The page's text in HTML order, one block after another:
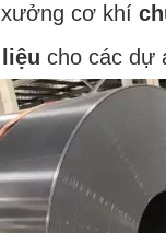
cơ khí
cho các dự